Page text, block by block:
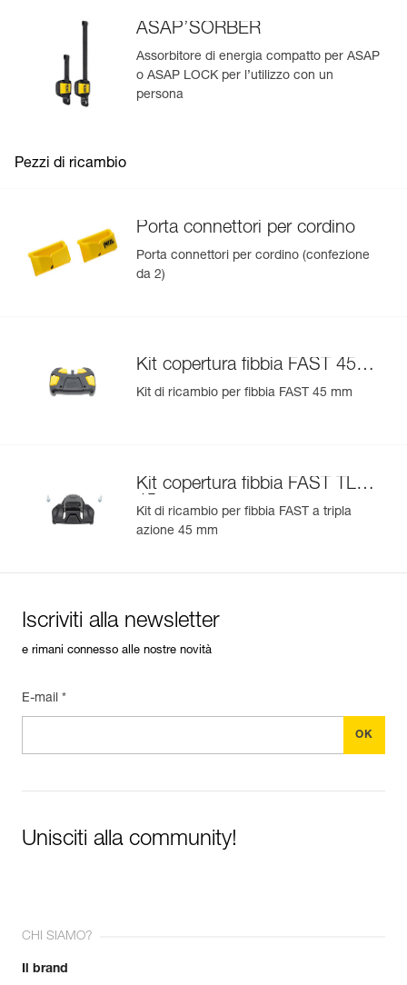
ASAP’SORBER
Assorbitore di energia compatto per ASAP
o ASAP LOCK per l’utilizzo con un
persona
Pezzi di ricambio
Porta connettori per cordino
Porta connettori per cordino (confezione
da 2)
Kit copertura fibbia FAST 45
mm
Kit di ricambio per fibbia FAST 45 mm
Kit copertura fibbia FAST TL
45 mm
Kit di ricambio per fibbia FAST a tripla
azione 45 mm
Iscriviti alla newsletter
e rimani connesso alle nostre novità
E-mail *
Unisciti alla community!
CHI SIAMO?
Il brand